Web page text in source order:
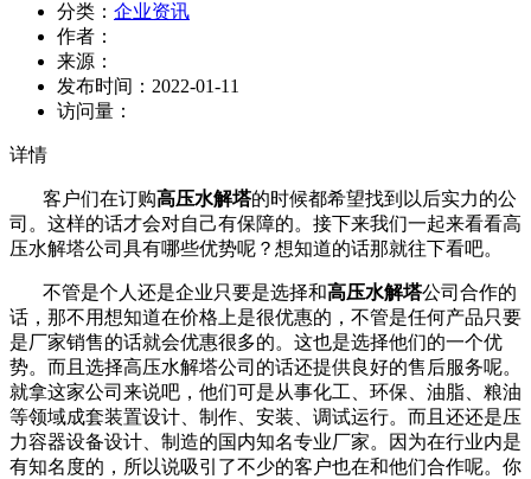
分类： 企业资讯
作者：
来源：
发布时间： 2022-01-11
访问量：
详情
客户们在订购高压水解塔的时候都希望找到以后实力的公
司。这样的话才会对自己有保障的。接下来我们一起来看看高
压水解塔公司具有哪些优势呢？想知道的话那就往下看吧。
不管是个人还是企业只要是选择和高压水解塔公司合作的
话，那不用想知道在价格上是很优惠的，不管是任何产品只要
是厂家销售的话就会优惠很多的。这也是选择他们的一个优
势。而且选择高压水解塔公司的话还提供良好的售后服务呢。
就拿这家公司来说吧，他们可是从事化工、环保、油脂、粮油
等领域成套装置设计、制作、安装、调试运行。而且还还是压
力容器设备设计、制造的国内知名专业厂家。因为在行业内是
有知名度的，所以说吸引了不少的客户也在和他们合作呢。你